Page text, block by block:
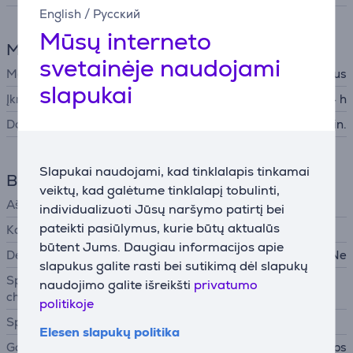
English / Русский
Mūsų interneto
svetainėje naudojami
slapukai
Slapukai naudojami, kad tinklalapis tinkamai
veiktų, kad galėtume tinklalapį tobulinti,
individualizuoti Jūsų naršymo patirtį bei
pateikti pasiūlymus, kurie būtų aktualūs
būtent Jums. Daugiau informacijos apie
slapukus galite rasti bei sutikimą dėl slapukų
naudojimo galite išreikšti privatumo
politikoje
Elesen slapukų politika
Maitinimas
Maitinimo šaltinis
Akumuliatorius
Įkrovimo laikas
4 h
Darbo laikas
90 min.
Bendri parametrai
Ašmenų medžiaga
Komplekte yra
Dėklas
Ne
Specialiosios
charakteristikos
Spalva
Gamintojas
Philips